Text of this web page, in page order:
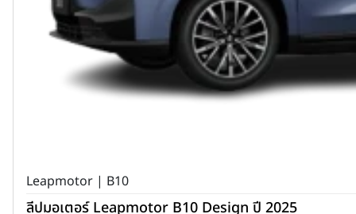
Leapmotor | B10
ลีปมอเตอร์ Leapmotor B10 Design ปี 2025